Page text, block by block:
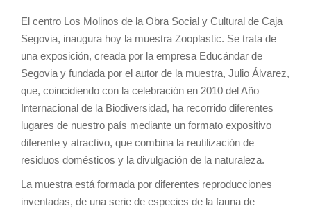
o
El centro Los Molinos de la Obra Social y Cultural de Caja
Segovia, inaugura hoy la muestra Zooplastic. Se trata de
una exposición, creada por la empresa Educándar de
Segovia y fundada por el autor de la muestra, Julio Álvarez,
que, coincidiendo con la celebración en 2010 del Año
Internacional de la Biodiversidad, ha recorrido diferentes
lugares de nuestro país mediante un formato expositivo
diferente y atractivo, que combina la reutilización de
residuos domésticos y la divulgación de la naturaleza.
La muestra está formada por diferentes reproducciones
inventadas, de una serie de especies de la fauna de